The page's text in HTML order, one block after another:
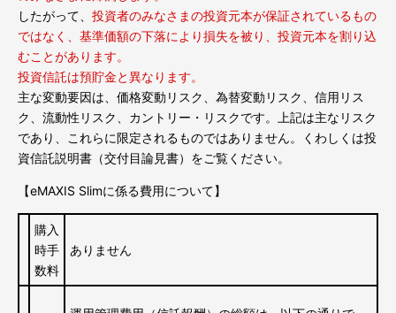
したがって、 投資者のみなさまの投資元本が保証されているもの
ではなく、基準価額の下落により損失を被り、投資元本を割り込
むことがあります。
投資信託は預貯金と異なります。
主な変動要因は、価格変動リスク、為替変動リスク、信用リス
ク、流動性リスク、カントリー・リスクです。
上記は主なリスク
であり、これらに限定されるものではありません。
くわしくは投
資信託説明書（交付目論見書）をご覧ください。
【eMAXIS Slimに係る費用について】
購入
時手
数料
ありません